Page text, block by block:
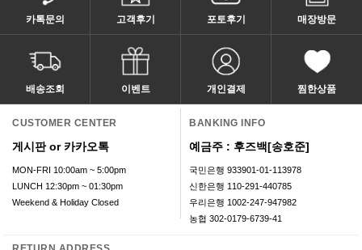
카톡문의 고객후기 포토후기 매장방문
배송조회 이벤트 개인결제 찜한상품
CUSTOMER CENTER
게시판 or 카카오톡
MON-FRI 10:00am ~ 5:00pm
LUNCH 12:30pm ~ 01:30pm
Weekend & Holiday Closed
BANKING INFO
예금주 : 후즈백[송호준]
국민은행 933901-01-113978
신한은행 110-291-440785
우리은행 1002-247-947982
농협 302-0179-6739-41